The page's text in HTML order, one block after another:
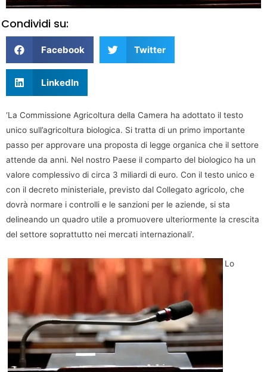
Condividi su:
Facebook Twitter
LinkedIn
‘La Commissione Agricoltura della Camera ha adottato il testo
unico sull’agricoltura biologica. Si tratta di un primo importante
passo per approvare una proposta di legge organica che il settore
attende da anni. Nel nostro Paese il comparto del biologico ha un
valore complessivo di circa 3 miliardi di euro. Con il testo unico e
con il decreto ministeriale, previsto dal Collegato agricolo, che
dovrà normare i controlli e le sanzioni per le aziende, si sta
delineando un quadro utile a promuovere ulteriormente la crescita
del settore soprattutto nei mercati internazionali’.
Lo